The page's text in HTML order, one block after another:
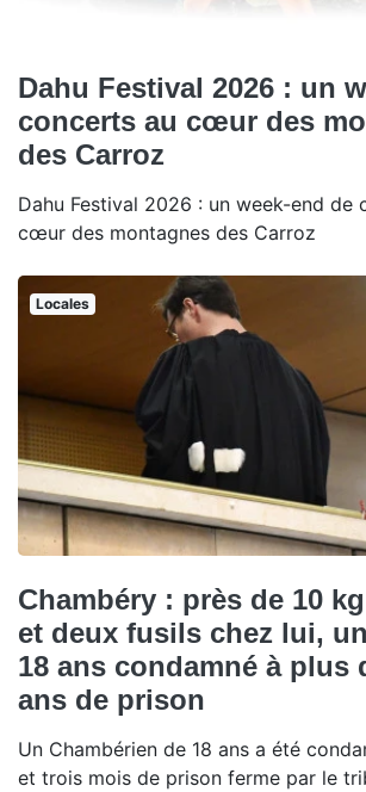
Dahu Festival 2026 : un
concerts au cœur des
des Carroz
Dahu Festival 2026 : un week-end de
cœur des montagnes des Carroz
Locales
Chambéry : près de 10
et deux fusils chez lui,
18 ans condamné à plus
ans de prison
Un Chambérien de 18 ans a été
et trois mois de prison ferme par le